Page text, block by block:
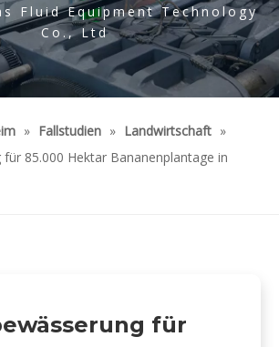
Español
Português
Italiano
Fluid Equipment Technology
Co., Ltd
» Fallstudien » Landwirtschaft »
85.000 Hektar Bananenplantage in
für